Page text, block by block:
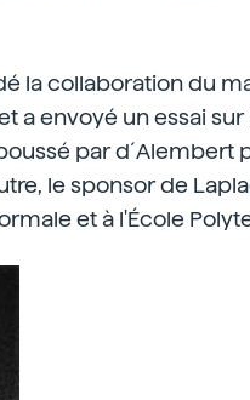
la collaboration du
a envoyé un essai
par d´Alembert
le sponsor de
et à l'École